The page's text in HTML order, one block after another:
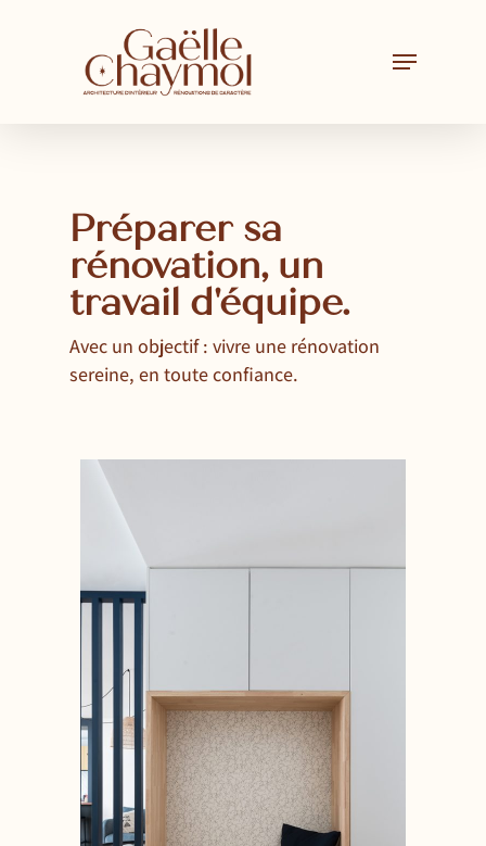
Préparer sa
rénovation, un
travail d'équipe.
Avec un objectif : vivre une rénovation
sereine, en toute confiance.